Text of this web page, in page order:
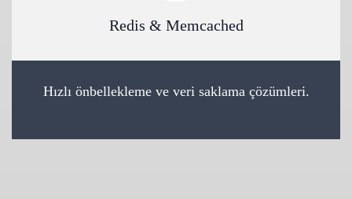
Redis & Memcached
Hızlı önbellekleme ve veri saklama çözümleri.